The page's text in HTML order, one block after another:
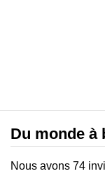
Du monde à
Nous avons 74